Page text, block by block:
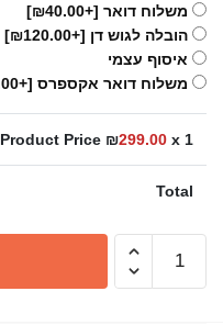
משלוח דואר [+₪40.00]
הובלה לגוש דן [+₪120.00]
איסוף עצמי
משלוח דואר אקספרס [+₪70.00]
Product Price ₪299.00 x 1
Total